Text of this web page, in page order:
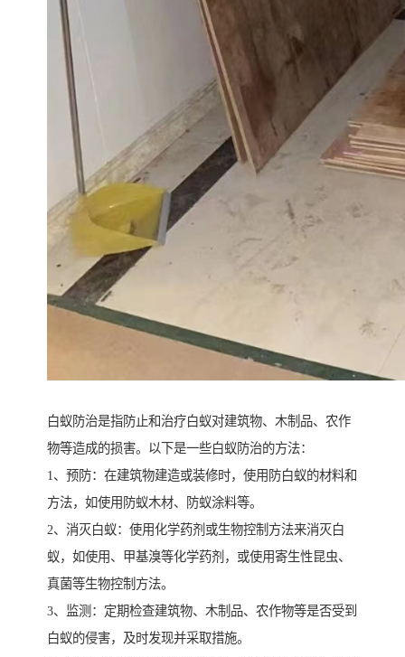
白蚁防治是指防止和治疗白蚁对建筑物、木制品、农作
物等造成的损害。以下是一些白蚁防治的方法：
1、预防：在建筑物建造或装修时，使用防白蚁的材料和
方法，如使用防蚁木材、防蚁涂料等。
2、消灭白蚁：使用化学药剂或生物控制方法来消灭白
蚁，如使用、甲基溴等化学药剂，或使用寄生性昆虫、
真菌等生物控制方法。
3、监测：定期检查建筑物、木制品、农作物等是否受到
白蚁的侵害，及时发现并采取措施。